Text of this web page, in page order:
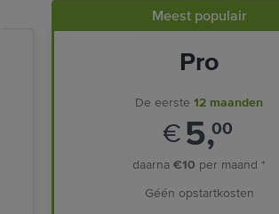
Meest populair
Pro
De eerste 12 maanden
€5,00
daarna €10 per maand *
Géén opstartkosten